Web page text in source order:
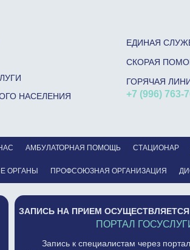
АМБУЛАТОРНАЯ ПОМОЩЬ СТАЦИОНАР
ОРГАНЫ ПРОФСОЮЗНАЯ ОРГАНИЗАЦИЯ
НАСЕЛЕНИЯ
ЕДИНАЯ
СКОРАЯ
ГОРЯЧАЯ
+7 (996) 763-
ЗАПИСЬ НА ПРИЕМ ОСУЩЕСТВЛЯЕТСЯ
ПОРТАЛ
Запись к специалистам через